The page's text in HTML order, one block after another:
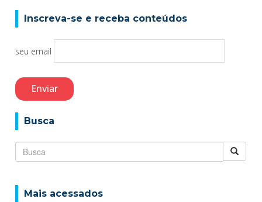
Inscreva-se e receba conteúdos
seu email
Busca
Mais acessados